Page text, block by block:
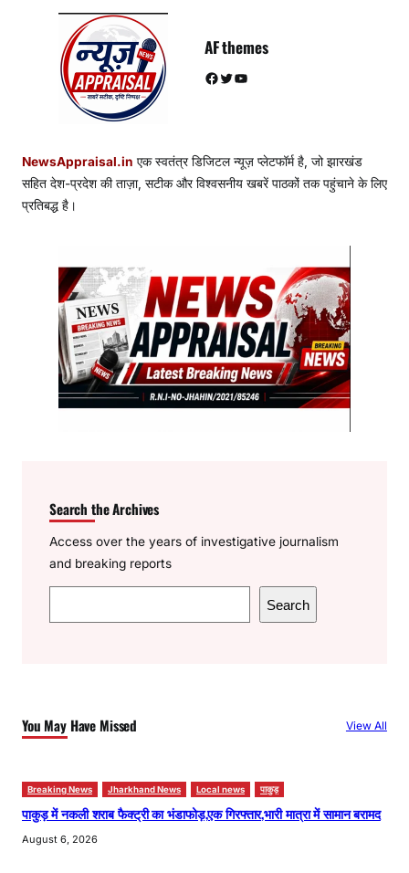
AF themes
Facebook Twitter YouTube
NewsAppraisal.in एक स्वतंत्र डिजिटल न्यूज़ प्लेटफॉर्म है, जो झारखंड
सहित देश-प्रदेश की ताज़ा, सटीक और विश्वसनीय खबरें पाठकों तक पहुंचाने के लिए
प्रतिबद्ध है।
Search the Archives
Access over the years of investigative journalism
and breaking reports
e
h
Search
You May Have Missed View All
Breaking News Jharkhand News Local news पाकुड़
पाकुड़ में नकली शराब फैक्ट्री का भंडाफोड़,एक गिरफ्तार,भारी मात्रा में सामान बरामद
August 6, 2026